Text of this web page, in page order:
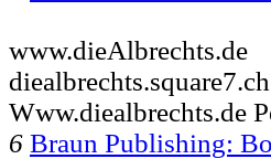
www.dieAlbrechts.de
Www.diealbrechts.de
6 Braun Publishing: